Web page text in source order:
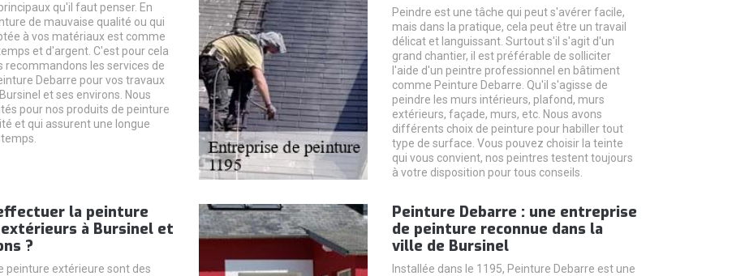
qu'il faut penser. En
de mauvaise qualité ou qui
à vos matériaux est comme
et d'argent. C'est pour cela
recommandons les services de
Debarre pour vos travaux
et ses environs. Nous
pour nos produits de peinture
et qui assurent une longue
Peindre est une tâche qui peut s'avérer facile,
mais dans la pratique, cela peut être un travail
délicat et languissant. Surtout s'il s'agit d'un
grand chantier, il est préférable de solliciter
l'aide d'un peintre professionnel en bâtiment
comme Peinture Debarre. Qu'il s'agisse de
peindre les murs intérieurs, plafond, murs
extérieurs, façade, murs, etc. Nous avons
différents choix de peinture pour habiller tout
type de surface. Vous pouvez choisir la teinte
qui vous convient, nos peintres testent toujours
à votre disposition pour tous conseils.
la peinture
à Bursinel et
?
peinture extérieure sont des
Peinture Debarre : une entreprise
de peinture reconnue dans la
ville de Bursinel
Installée dans le 1195, Peinture Debarre est une